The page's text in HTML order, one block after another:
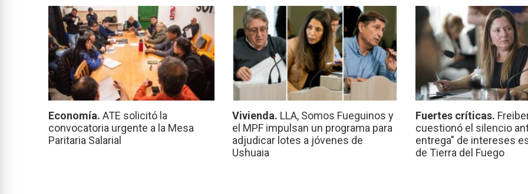
Economía. ATE solicitó la
convocatoria urgente a la Mesa
Paritaria Salarial
Vivienda. LLA, Somos Fueguinos y
el MPF impulsan un programa para
adjudicar lotes a jóvenes de
Ushuaia
Fuertes críticas.
cuestionó el silencio
entrega" de intereses
de Tierra del Fuego